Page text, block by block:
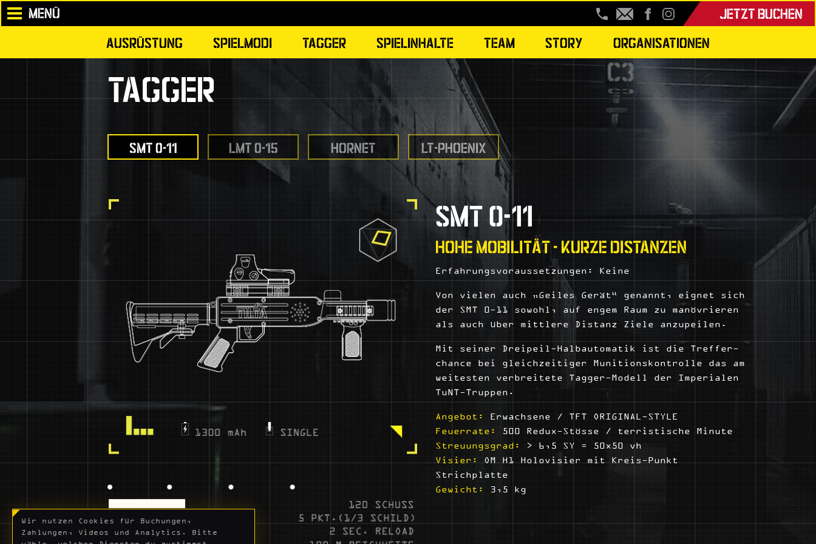
MENÜ JETZT BUCHEN
AUSRÜSTUNG SPIELMODI TAGGER SPIELINHALTE TEAM STORY ORGANISATIONEN
TAGGER
SMT 0-11 LMT 0-15 HORNET LT-PHOENIX
SMT 0-11
HOHE MOBILITÄT - KURZE DISTANZEN
Erfahrungsvoraussetzungen: Keine
Von vielen auch „Geiles Gerät“ genannt, eignet sich
der SMT 0-11 sowohl, auf engem Raum zu manövrieren
als auch über mittlere Distanz Ziele anzupeilen.
Mit seiner Dreipeil-Halbautomatik ist die Treffer-
chance bei gleichzeitiger Munitionskontrolle das am
weitesten verbreitete Tagger-Modell der Imperialen
TuNT-Truppen.
Angebot:
Erwachsene / TFT ORIGINAL-STYLE
Feuerrate:
500 Redux-Stösse / terristische Minute
Streuungsgrad:
> 6,5 SY = 50x50 vh
Visier:
OM H1 Holovisier mit Kreis-Punkt
Strichplatte
Gewicht:
3,5 kg
Wir nutzen Cookies für Buchungen,
Zahlungen, Videos und Analytics. Bitte